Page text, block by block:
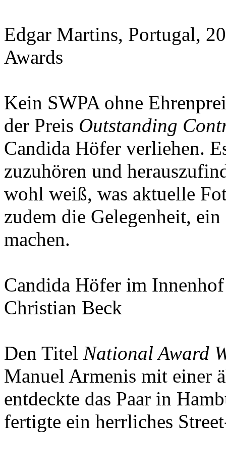
Edgar Martins, Portugal,
Awards
Kein SWPA ohne
der Preis Outstanding
Candida Höfer verliehen.
zuzuhören und
wohl weiß, was aktuelle
zudem die Gelegenheit,
machen.
Candida Höfer im
Christian Beck
Den Titel National Award
Manuel Armenis mit einer
entdeckte das Paar in
fertigte ein herrliches